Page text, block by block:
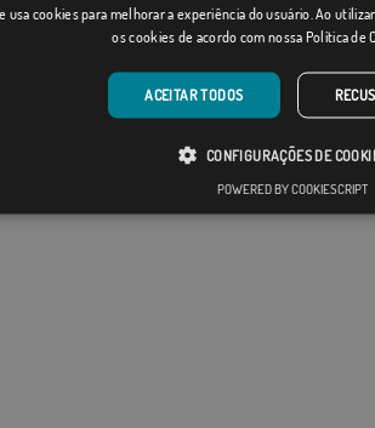
final pode diferir ligeiramente do mostrado
as bandeiras são fornecidas sem mastro.
ao formato de produção, pode haver uma
5% nas dimensões finais e tons de cores.
usa cookies para melhorar a experiência do usuário. Ao
os cookies de acordo com nossa Política de
ACEITAR TODOS
CONFIGURAÇÕES DE
POWERED BY COOKIESCRIPT